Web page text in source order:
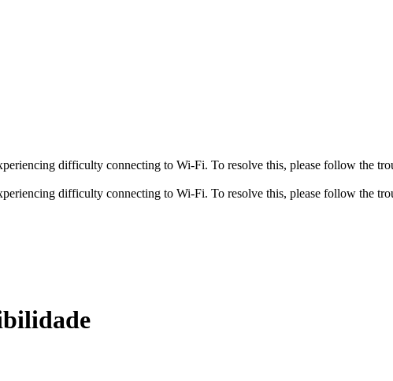
difficulty connecting to Wi-Fi. To resolve this, please follow the
difficulty connecting to Wi-Fi. To resolve this, please follow the